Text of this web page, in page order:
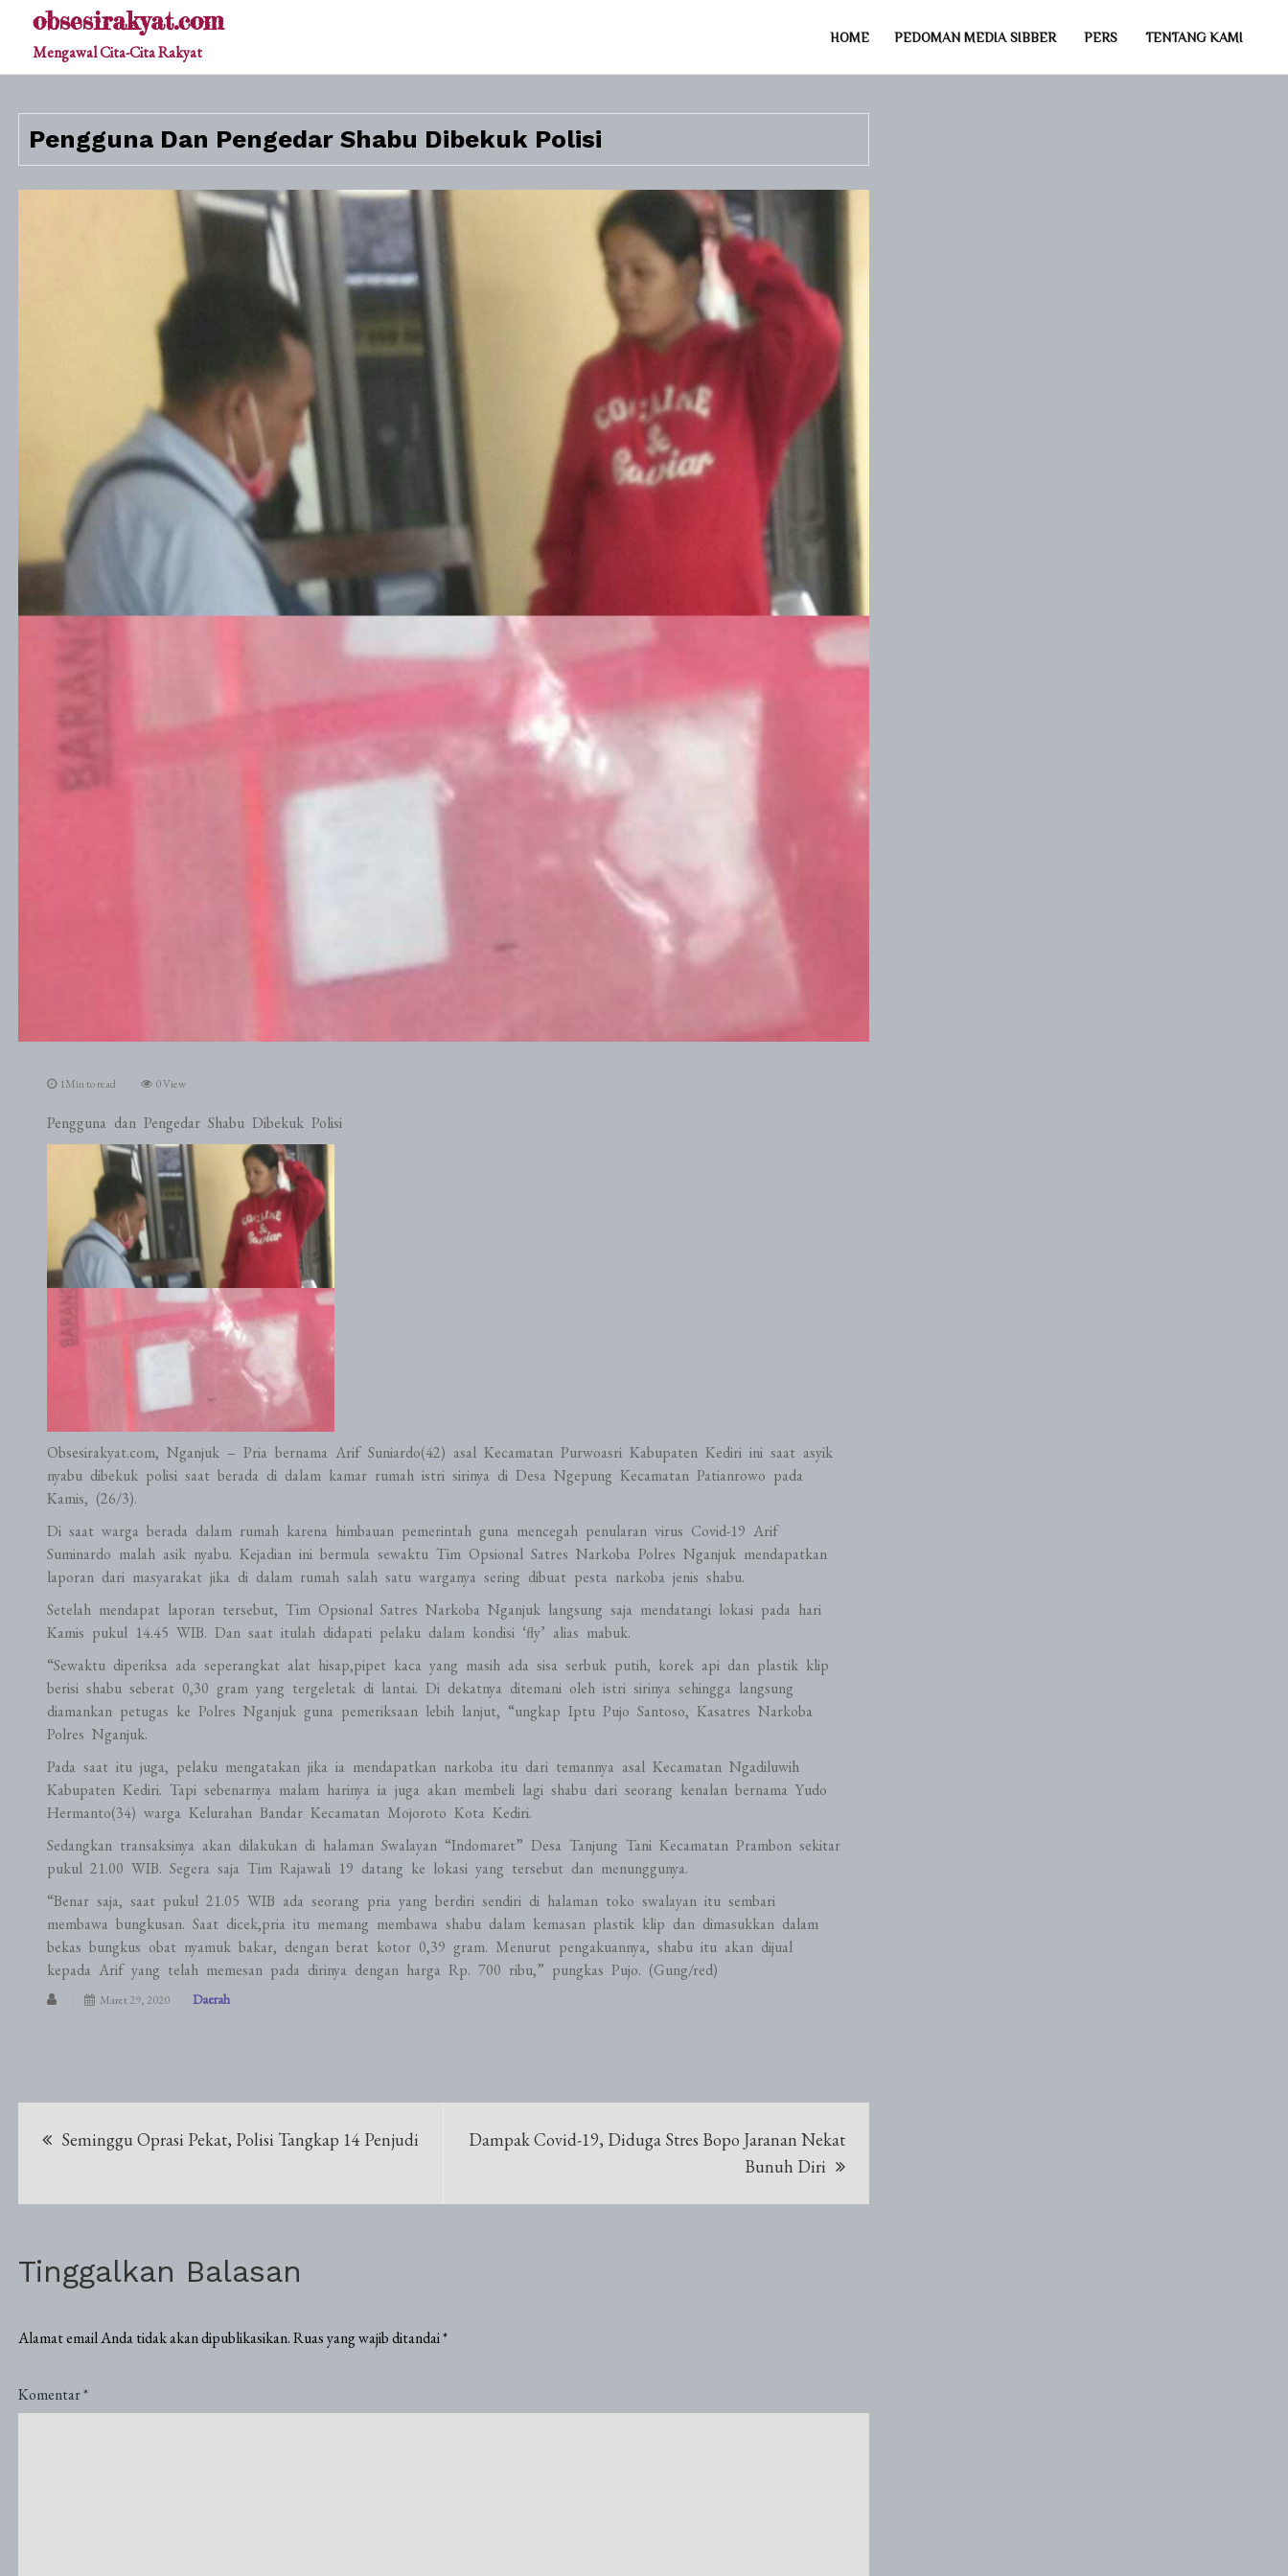
obsesirakyat.com
Mengawal Cita-Cita Rakyat
HOME PEDOMAN MEDIA SIBBER PERS TENTANG KAMI
Pengguna Dan Pengedar Shabu Dibekuk Polisi
1Min to read 0 View
Pengguna dan Pengedar Shabu Dibekuk Polisi
Obsesirakyat.com, Nganjuk – Pria bernama Arif Suniardo(42) asal Kecamatan Purwoasri Kabupaten Kediri ini saat asyik
nyabu dibekuk polisi saat berada di dalam kamar rumah istri sirinya di Desa Ngepung Kecamatan Patianrowo pada
Kamis, (26/3).
Di saat warga berada dalam rumah karena himbauan pemerintah guna mencegah penularan virus Covid-19 Arif
Suminardo malah asik nyabu. Kejadian ini bermula sewaktu Tim Opsional Satres Narkoba Polres Nganjuk mendapatkan
laporan dari masyarakat jika di dalam rumah salah satu warganya sering dibuat pesta narkoba jenis shabu.
Setelah mendapat laporan tersebut, Tim Opsional Satres Narkoba Nganjuk langsung saja mendatangi lokasi pada hari
Kamis pukul 14.45 WIB. Dan saat itulah didapati pelaku dalam kondisi ‘fly’ alias mabuk.
“Sewaktu diperiksa ada seperangkat alat hisap,pipet kaca yang masih ada sisa serbuk putih, korek api dan plastik klip
berisi shabu seberat 0,30 gram yang tergeletak di lantai. Di dekatnya ditemani oleh istri sirinya sehingga langsung
diamankan petugas ke Polres Nganjuk guna pemeriksaan lebih lanjut, “ungkap Iptu Pujo Santoso, Kasatres Narkoba
Polres Nganjuk.
Pada saat itu juga, pelaku mengatakan jika ia mendapatkan narkoba itu dari temannya asal Kecamatan Ngadiluwih
Kabupaten Kediri. Tapi sebenarnya malam harinya ia juga akan membeli lagi shabu dari seorang kenalan bernama Yudo
Hermanto(34) warga Kelurahan Bandar Kecamatan Mojoroto Kota Kediri.
Sedangkan transaksinya akan dilakukan di halaman Swalayan “Indomaret” Desa Tanjung Tani Kecamatan Prambon sekitar
pukul 21.00 WIB. Segera saja Tim Rajawali 19 datang ke lokasi yang tersebut dan menunggunya.
“Benar saja, saat pukul 21.05 WIB ada seorang pria yang berdiri sendiri di halaman toko swalayan itu sembari
membawa bungkusan. Saat dicek,pria itu memang membawa shabu dalam kemasan plastik klip dan dimasukkan dalam
bekas bungkus obat nyamuk bakar, dengan berat kotor 0,39 gram. Menurut pengakuannya, shabu itu akan dijual
kepada Arif yang telah memesan pada dirinya dengan harga Rp. 700 ribu,” pungkas Pujo. (Gung/red)
Maret 29, 2020 Daerah
Navigasi
Seminggu Oprasi Pekat, Polisi Tangkap 14 Penjudi
Dampak Covid-19, Diduga Stres Bopo Jaranan Nekat
Bunuh Diri
Tinggalkan Balasan
Alamat email Anda tidak akan dipublikasikan.Ruas yang wajib ditandai*
Komentar*